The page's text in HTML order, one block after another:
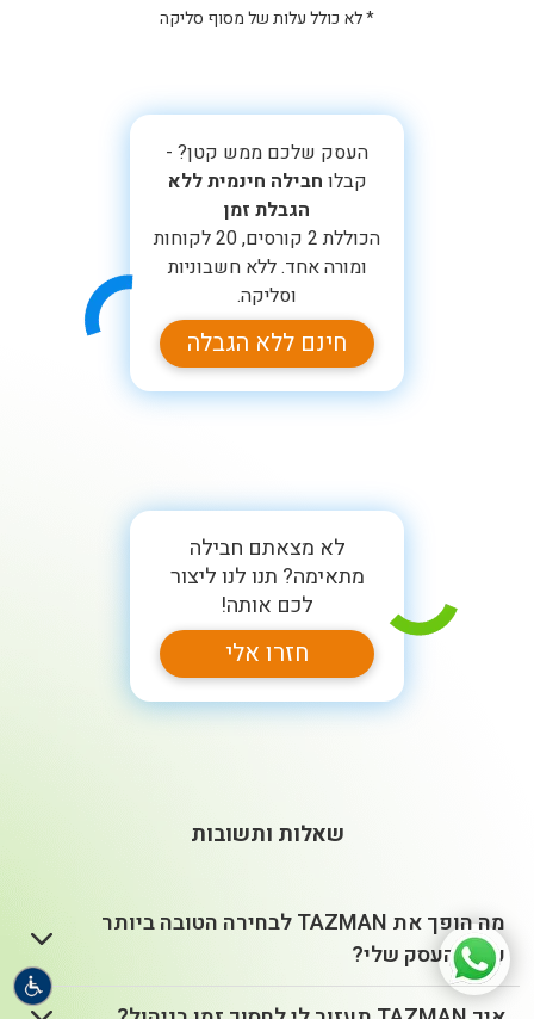
* לא כולל עלות של מסוף סליקה
העסק שלכם ממש קטן? -
קבלו חבילה חינמית ללא
הגבלת זמן
הכוללת 2 קורסים, 20 לקוחות
ומורה אחד. ללא חשבוניות
וסליקה.
חינם ללא הגבלה
לא מצאתם חבילה
מתאימה? תנו לנו ליצור
לכם אותה!
חזרו אלי
שאלות ותשובות
מה הופך את TAZMAN לבחירה הטובה ביותר
עבור העסק שלי?